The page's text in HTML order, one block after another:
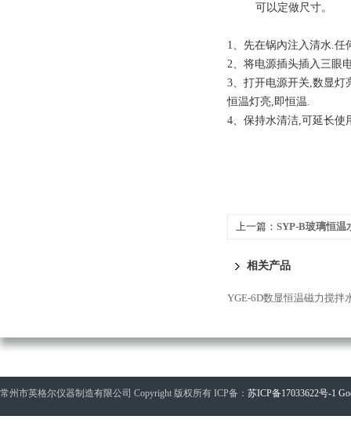
可以定做尺寸。
1、先在锅內注入清水.任
2、将电源插头插入三眼
3、打开电源开关,数显灯
恒温灯亮,即恒温.
4、保持水清洁,可延长使
上一篇： SYP-B玻璃恒温
相关产品
YGE-6D数显恒温磁力搅拌
常州市英格尔仪器制造有限公司 Copyright 版权所有 ICP备： 苏ICP备17033622号-1